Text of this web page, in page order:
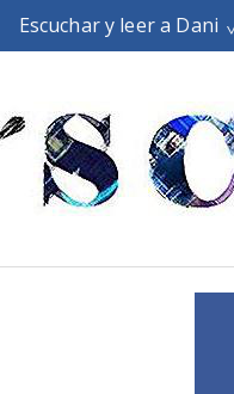
Escuchar y leer a Dani